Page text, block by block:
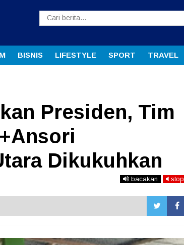
BISNIS LIFESTYLE SPORT TRAVEL
Presiden, Tim
Dikukuhkan
bacakan stop